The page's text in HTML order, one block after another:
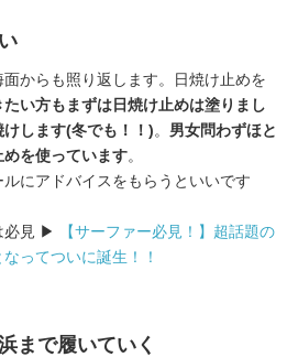
からも照り返します。日焼け止めを
たい方もまずは日焼け止めは塗りまし
します(冬でも！！)。 男女問わずほと
を使っています。
にアドバイスをもらうといいです
必見 ▶
【サーファー必見！】超話題の
ってついに誕生！！
まで履いていく